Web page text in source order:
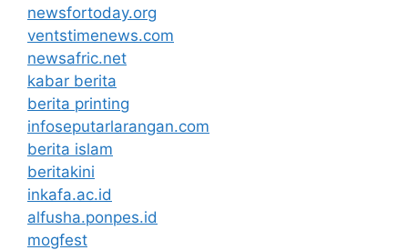
newsfortoday.org
ventstimenews.com
newsafric.net
kabar berita
berita printing
infoseputarlarangan.com
berita islam
beritakini
inkafa.ac.id
alfusha.ponpes.id
mogfest